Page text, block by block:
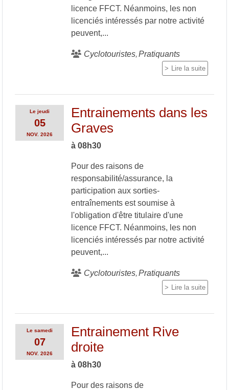
licence FFCT. Néanmoins, les non
licenciés intéressés par notre activité
peuvent,...
Cyclotouristes Pratiquants
Lire la suite
Lejeudi
05
NOV. 2026
Entrainements dans les
Graves
à 08h30
Pour des raisons de
responsabilité/assurance, la
participation aux sorties-
entraînements est soumise à
l'obligation d'être titulaire d'une
licence FFCT. Néanmoins, les non
licenciés intéressés par notre activité
peuvent,...
Cyclotouristes Pratiquants
Lire la suite
Lesamedi
07
NOV. 2026
Entrainement Rive
droite
à 08h30
Pour des raisons de